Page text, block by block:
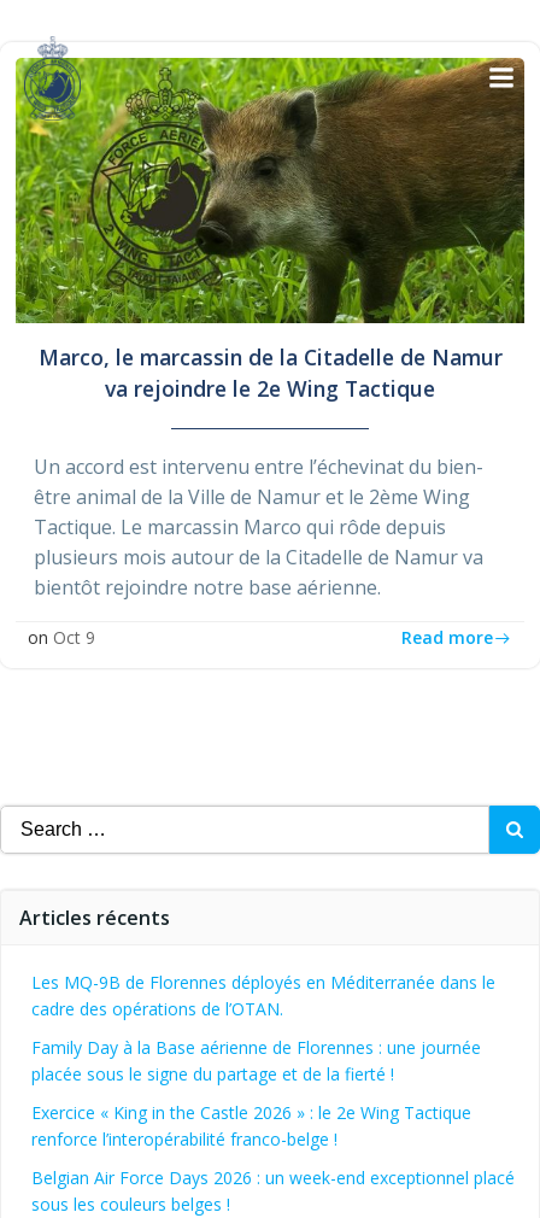
content
Marco, le marcassin de la Citadelle de Namur
va rejoindre le 2e Wing Tactique
Un accord est intervenu entre l’échevinat du bien-
être animal de la Ville de Namur et le 2ème Wing
Tactique. Le marcassin Marco qui rôde depuis
plusieurs mois autour de la Citadelle de Namur va
bientôt rejoindre notre base aérienne.
on Oct 9 Read more
Search
for:
Articles récents
Les MQ-9B de Florennes déployés en Méditerranée dans le
cadre des opérations de l’OTAN.
Family Day à la Base aérienne de Florennes : une journée
placée sous le signe du partage et de la fierté !
Exercice « King in the Castle 2026 » : le 2e Wing Tactique
renforce l’interopérabilité franco-belge !
Belgian Air Force Days 2026 : un week-end exceptionnel placé
sous les couleurs belges !